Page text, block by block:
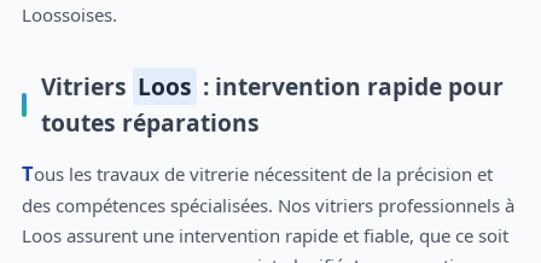
Loossoises.
Vitriers Loos : intervention rapide pour
toutes réparations
Tous les travaux de vitrerie nécessitent de la précision et
des compétences spécialisées. Nos vitriers professionnels à
Loos assurent une intervention rapide et fiable, que ce soit